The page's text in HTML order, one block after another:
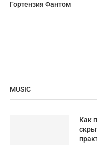
Гортензия Фантом
MUSIC
Как